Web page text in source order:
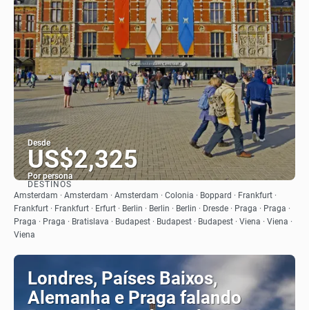
Desde
US$2,325
Por persona
Ver
DESTINOS
Amsterdam · Amsterdam · Amsterdam · Colonia · Boppard · Frankfurt ·
Frankfurt · Frankfurt · Erfurt · Berlin · Berlin · Berlin · Dresde · Praga · Praga ·
Praga · Praga · Bratislava · Budapest · Budapest · Budapest · Viena · Viena ·
Viena
Londres, Países Baixos,
Alemanha e Praga falando